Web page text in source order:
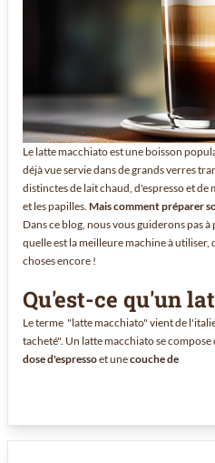
Le latte macchiato est une boisson
déjà vue servie dans de grands verres
distinctes de lait chaud, d'espresso et de
et les papilles. Mais comment préparer
Dans ce blog, nous vous guiderons pas
quelle est la meilleure machine à utiliser,
choses encore !
Qu'est-ce qu'un
Le terme "latte macchiato" vient de
tacheté". Un latte macchiato se compose
dose d'espressoet unecouche de